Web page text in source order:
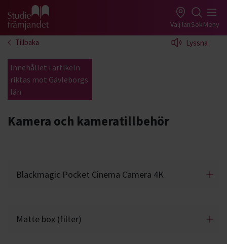
Gå till studiefrämjandets startsida Välj länSökMeny
Tillbaka Lyssna
Innehållet i artikeln
riktas mot Gävleborgs
län
Kamera och kameratillbehör
Blackmagic Pocket Cinema Camera 4K
Matte box (filter)